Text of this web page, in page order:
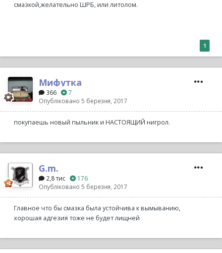
смазкой,желательно ШРБ, или литолом.
1
Мифутка
366
7
Опубліковано 5 березня, 2017
покупаешь новый пыльник и НАСТОЯЩИЙ нигрол.
G.m.
2,8 тис
176
Опубліковано 5 березня, 2017
Главное что бы смазка была устойчива к вымыванию,
хорошая адгезия тоже не будет лищней